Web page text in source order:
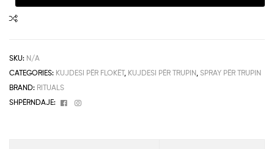
SKU: N/A
CATEGORIES: KUJDESI PËR FLOKËT, KUJDESI PËR TRUPIN, SPRAY PËR TRUPIN
BRAND: RITUALS
SHPËRNDAJE:
Facebook
Instagram